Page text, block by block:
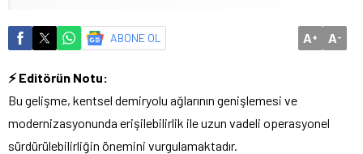
ABONE OL A+ A-
⚡ Editörün Notu:
Bu gelişme, kentsel demiryolu ağlarının genişlemesi ve
modernizasyonunda erişilebilirlik ile uzun vadeli operasyonel
sürdürülebilirliğin önemini vurgulamaktadır.